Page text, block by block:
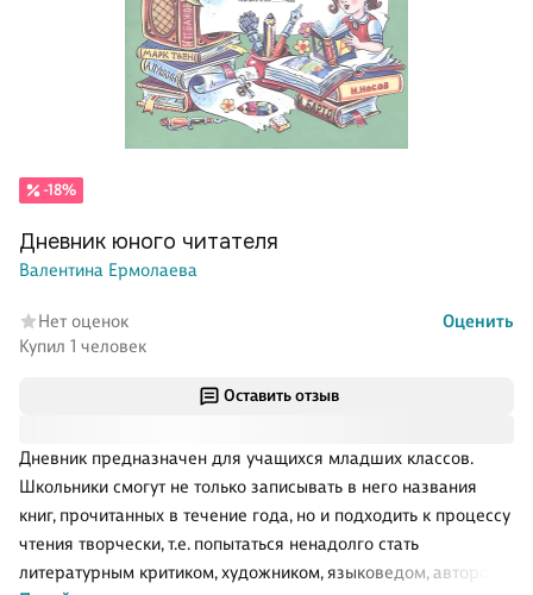
Оставить отзыв
Дневник предназначен для учащихся младших классов.
Школьники смогут не только записывать в него названия
книг, прочитанных в течение года, но и подходить к процессу
чтения творчески, т.е. попытаться ненадолго стать
литературным критиком, художником, языковедом, автором
-18%
Дневник юного читателя
Валентина Ермолаева
Нет оценок
Оценить
Купил 1 человек